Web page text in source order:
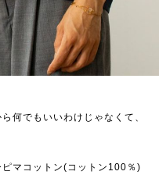
何でもいいわけじゃなくて、
ピマコットン(コットン100％)